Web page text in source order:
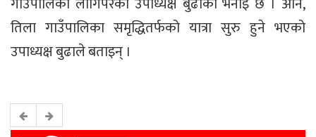
तिला गाउँपालिका समृद्धितर्फको यात्रा सुरु हुने भएको
उपाध्यक्ष बुढाले बताइन् ।